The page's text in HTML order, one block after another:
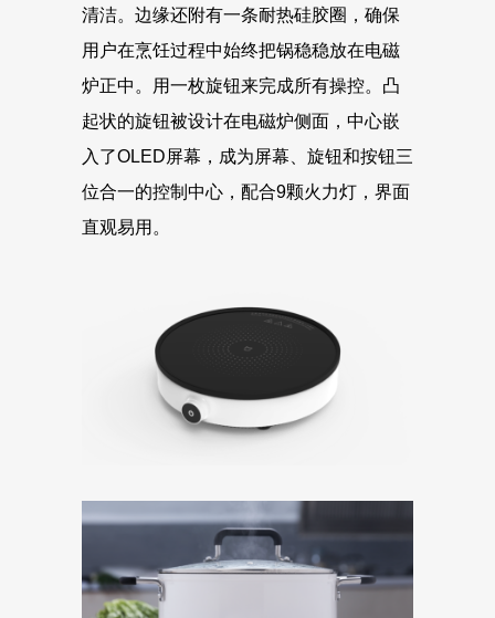
清洁。边缘还附有一条耐热硅胶圈，确保
用户在烹饪过程中始终把锅稳稳放在电磁
炉正中。用一枚旋钮来完成所有操控。凸
起状的旋钮被设计在电磁炉侧面，中心嵌
入了OLED屏幕，成为屏幕、旋钮和按钮三
位合一的控制中心，配合9颗火力灯，界面
直观易用。